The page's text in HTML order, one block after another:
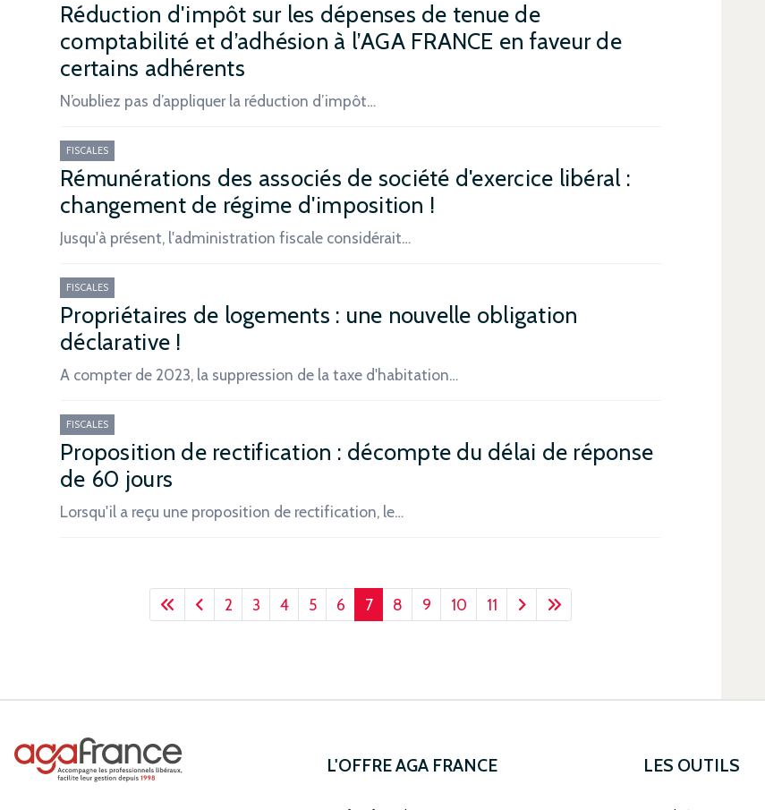
Réduction d'impôt sur les dépenses de tenue de
comptabilité et d’adhésion à l’AGA FRANCE en faveur de
certains adhérents
N’oubliez pas d’appliquer la réduction d’impôt…
FISCALES
Rémunérations des associés de société d'exercice libéral :
changement de régime d'imposition !
Jusqu'à présent, l'administration fiscale considérait…
FISCALES
Propriétaires de logements : une nouvelle obligation
déclarative !
A compter de 2023, la suppression de la taxe d'habitation…
FISCALES
Proposition de rectification : décompte du délai de réponse
de 60 jours
Lorsqu'il a reçu une proposition de rectification, le…
2 3 4 5 6 7 8 9 10 11
L'OFFRE AGA FRANCE LES OUTILS